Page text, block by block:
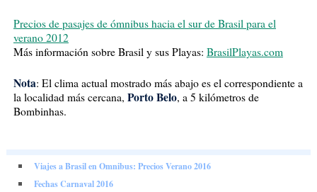
Precios de pasajes de ómnibus hacia el sur de Brasil para el
verano 2012
Más información sobre Brasil y sus Playas: BrasilPlayas.com
Nota: El clima actual mostrado más abajo es el correspondiente a
la localidad más cercana, Porto Belo, a 5 kilómetros de
Bombinhas.
Viajes a Brasil en Omnibus: Precios Verano 2016
Fechas Carnaval 2016